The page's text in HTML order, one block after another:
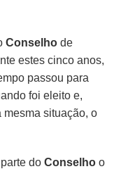
Conselho de
estes cinco anos,
passou para
foi eleito e,
mesma situação, o
parte doConselho o